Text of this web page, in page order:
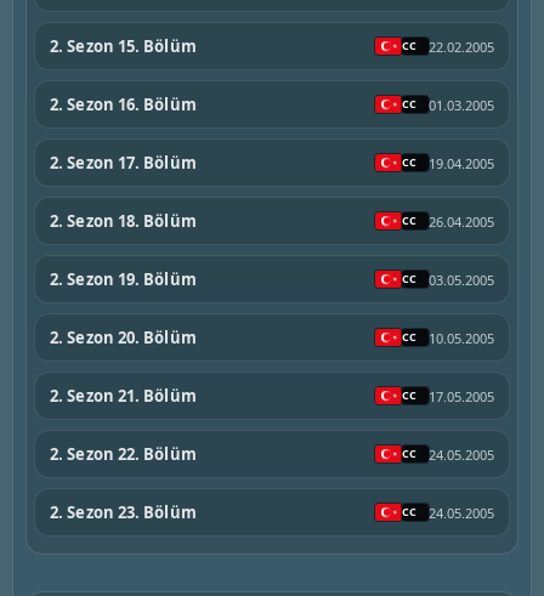
2. Sezon 15. Bölüm 22.02.2005
2. Sezon 16. Bölüm 01.03.2005
2. Sezon 17. Bölüm 19.04.2005
2. Sezon 18. Bölüm 26.04.2005
2. Sezon 19. Bölüm 03.05.2005
2. Sezon 20. Bölüm 10.05.2005
2. Sezon 21. Bölüm 17.05.2005
2. Sezon 22. Bölüm 24.05.2005
2. Sezon 23. Bölüm 24.05.2005